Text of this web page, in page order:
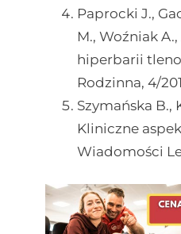
Paprocki J.,
M., Woźniak
hiperbarii
Rodzinna, 4/
Szymańska B.,
Kliniczne
Wiadomości